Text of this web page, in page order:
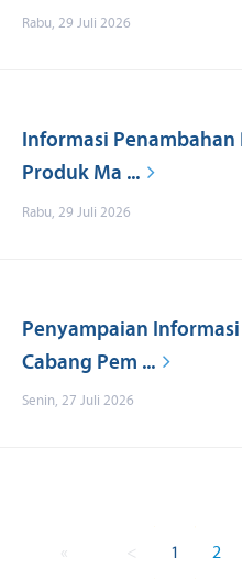
Rabu, 29 Juli 2026
Informasi Penambahan
Produk Ma ...
Rabu, 29 Juli 2026
Penyampaian
Cabang Pem ...
Senin, 27 Juli 2026
« < 1 2